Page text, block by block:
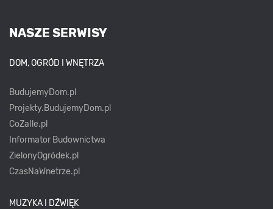
NASZE SERWISY
DOM, OGRÓD I WNĘTRZA
BudujemyDom.pl
Projekty.BudujemyDom.pl
CoZaIle.pl
Informator Budownictwa
ZielonyOgródek.pl
CzasNaWnetrze.pl
MUZYKA I DŹWIĘK